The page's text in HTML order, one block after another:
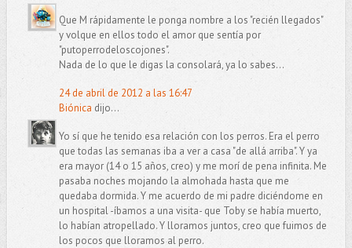
Que M rápidamente le ponga nombre a los "recién llegados"
y volque en ellos todo el amor que sentía por
"putoperrodeloscojones".
Nada de lo que le digas la consolará, ya lo sabes...
24 de abril de 2012 a las 16:47
Biónica dijo...
Yo sí que he tenido esa relación con los perros. Era el perro
que todas las semanas iba a ver a casa "de allá arriba". Y ya
era mayor (14 o 15 años, creo) y me morí de pena infinita. Me
pasaba noches mojando la almohada hasta que me
quedaba dormida. Y me acuerdo de mi padre diciéndome en
un hospital -íbamos a una visita- que Toby se había muerto,
lo habían atropellado. Y lloramos juntos, creo que fuimos de
los pocos que lloramos al perro.